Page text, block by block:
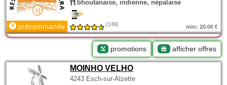
bhoutanaise, indienne, népalaise
précommande (149) min: 20.00 €
promotions afficher offres
MOINHO VELHO
4243 Esch-sur-Alzette